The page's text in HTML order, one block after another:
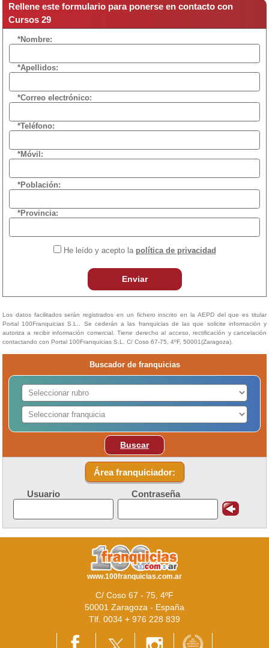
Rellene este formulario para ponerse en contacto con
Cursos 29
*Nombre:
*Apellidos:
*Correo electrónico:
*Teléfono:
*Móvil:
*Población:
*Provincia:
He leído y acepto la política de privacidad
Enviar
Los datos facilitados serán registrados en un fichero inscrito en la AEPD del que es titular
Portal 100Franquicias S.L.. Se cederán a las franquicias de las que solicite información y
autoriza a recibir información comercial. Tiene derecho al acceso, rectificación y cancelación
contactando con Portal 100Franquicias S.L. C/ Coso 67-75, 4ºF, 50001(Zaragoza).
Buscador de franquicias
Buscar
Área franquiciador:
Usuario Contraseña
www.100franquicias.com.ar
C/ Coso 67 - 75, 4ºF
50001 Zaragoza - España
Tlf. 0034 + 976 228 839